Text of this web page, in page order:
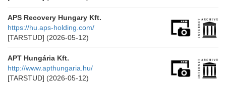
APS Recovery Hungary Kft.
https://hu.aps-holding.com/
[TARSTUD] (2026-05-12)
APT Hungária Kft.
http://www.apthungaria.hu/
[TARSTUD] (2026-05-12)